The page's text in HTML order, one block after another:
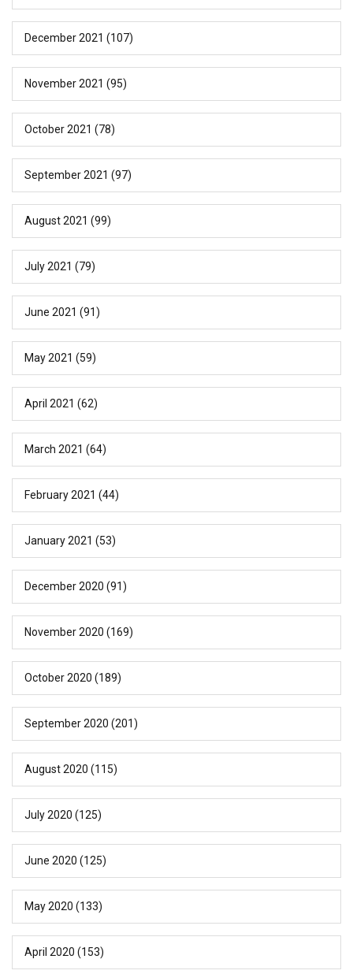
December 2021 (107)
November 2021 (95)
October 2021 (78)
September 2021 (97)
August 2021 (99)
July 2021 (79)
June 2021 (91)
May 2021 (59)
April 2021 (62)
March 2021 (64)
February 2021 (44)
January 2021 (53)
December 2020 (91)
November 2020 (169)
October 2020 (189)
September 2020 (201)
August 2020 (115)
July 2020 (125)
June 2020 (125)
May 2020 (133)
April 2020 (153)